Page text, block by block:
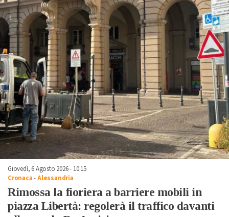
Giovedì, 6 Agosto 2026 - 10:15
Cronaca-Alessandria
Rimossa la fioriera a barriere mobili in
piazza Libertà: regolerà il traffico davanti